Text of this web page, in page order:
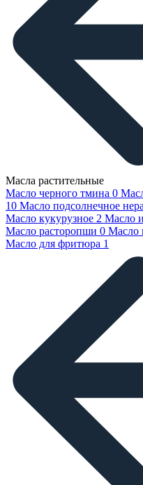
Масла растительные
Масло черного тмина 0
10 Масло подсолнечное
Масло кукурузное 2 Масло
Масло расторопши 0 Масло
Масло для фритюра 1